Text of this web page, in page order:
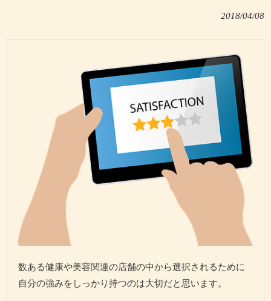
2018/04/08
数ある健康や美容関連の店舗の中から選択されるために
自分の強みをしっかり持つのは大切だと思います。